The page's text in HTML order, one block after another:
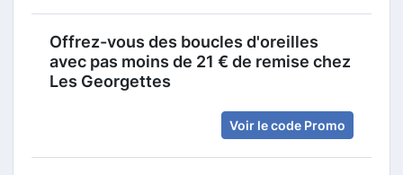
Offrez-vous des boucles d'oreilles
avec pas moins de 21 € de remise chez
Les Georgettes
Voir le code Promo